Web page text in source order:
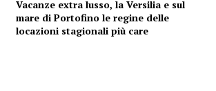
Vacanze extra lusso, la Versilia e sul
mare di Portofino le regine delle
locazioni stagionali più care